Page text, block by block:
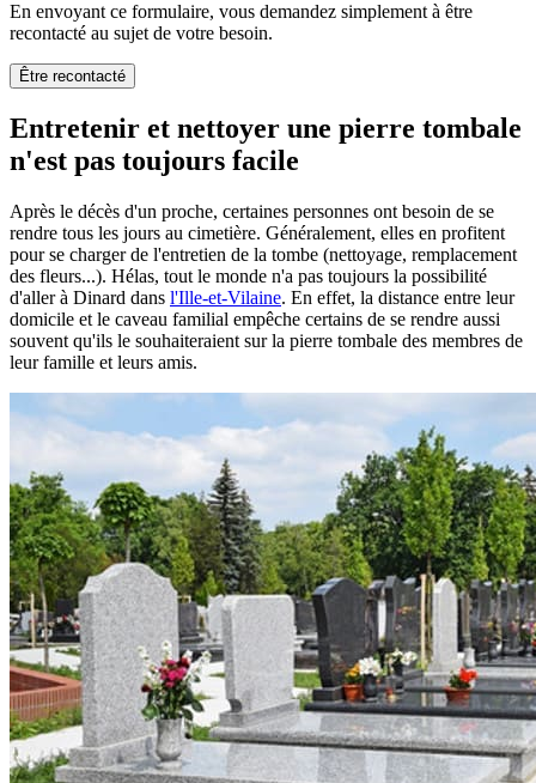
En envoyant ce formulaire, vous demandez simplement à être
recontacté au sujet de votre besoin.
Être recontacté
Entretenir et nettoyer une pierre tombale
n'est pas toujours facile
Après le décès d'un proche, certaines personnes ont besoin de se
rendre tous les jours au cimetière. Généralement, elles en profitent
pour se charger de l'entretien de la tombe (nettoyage, remplacement
des fleurs...). Hélas, tout le monde n'a pas toujours la possibilité
d'aller à Dinard dans l'Ille-et-Vilaine. En effet, la distance entre leur
domicile et le caveau familial empêche certains de se rendre aussi
souvent qu'ils le souhaiteraient sur la pierre tombale des membres de
leur famille et leurs amis.